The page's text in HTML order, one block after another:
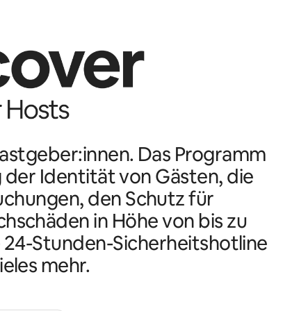
Das Programm
Identität von Gästen, die
den Schutz für
in Höhe von bis zu
24-Stunden-Sicherheitshotline
mehr.